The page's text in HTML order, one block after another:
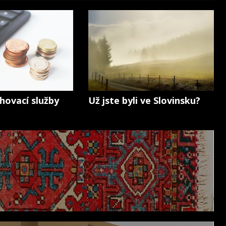
služby Už jste byli ve Slovinsku?